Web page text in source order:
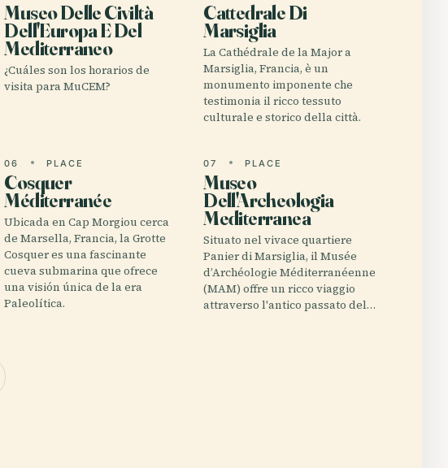
Museo Delle Civiltà
Dell'Europa E Del
Mediterraneo
¿Cuáles son los horarios de
visita para MuCEM?
Cattedrale Di
Marsiglia
La Cathédrale de la Major a
Marsiglia, Francia, è un
monumento imponente che
testimonia il ricco tessuto
culturale e storico della città.
06 PLACE
Cosquer
Méditerranée
Ubicada en Cap Morgiou cerca
de Marsella, Francia, la Grotte
Cosquer es una fascinante
cueva submarina que ofrece
una visión única de la era
Paleolítica.
07 PLACE
Museo
Dell'Archeologia
Mediterranea
Situato nel vivace quartiere
Panier di Marsiglia, il Musée
d’Archéologie Méditerranéenne
(MAM) offre un ricco viaggio
attraverso l'antico passato del…